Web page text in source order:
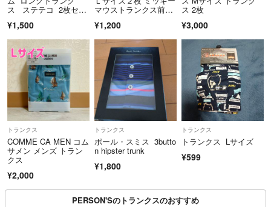
ス ステテコ 2枚セッ
¥1,500
マウストランクス前開
¥1,200
ス 2枚
¥3,000
トランクス
COMME CA MEN コム
サメン メンズ トラン
クス
¥2,000
トランクス
ポール・スミス 3butto
n hipster trunk
¥1,800
トランクス
トランクス Lサイズ
¥599
PERSON'Sのトランクスのおすすめ